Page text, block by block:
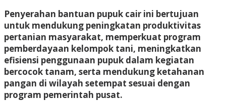
Penyerahan bantuan pupuk cair ini bertujuan
untuk mendukung peningkatan produktivitas
pertanian masyarakat, memperkuat program
pemberdayaan kelompok tani, meningkatkan
efisiensi penggunaan pupuk dalam kegiatan
bercocok tanam, serta mendukung ketahanan
pangan di wilayah setempat sesuai dengan
program pemerintah pusat.